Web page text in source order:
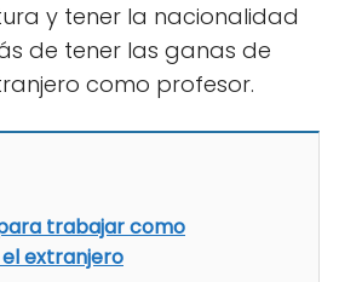
y tener la nacionalidad
de tener las ganas de
como profesor.
trabajar como
extranjero